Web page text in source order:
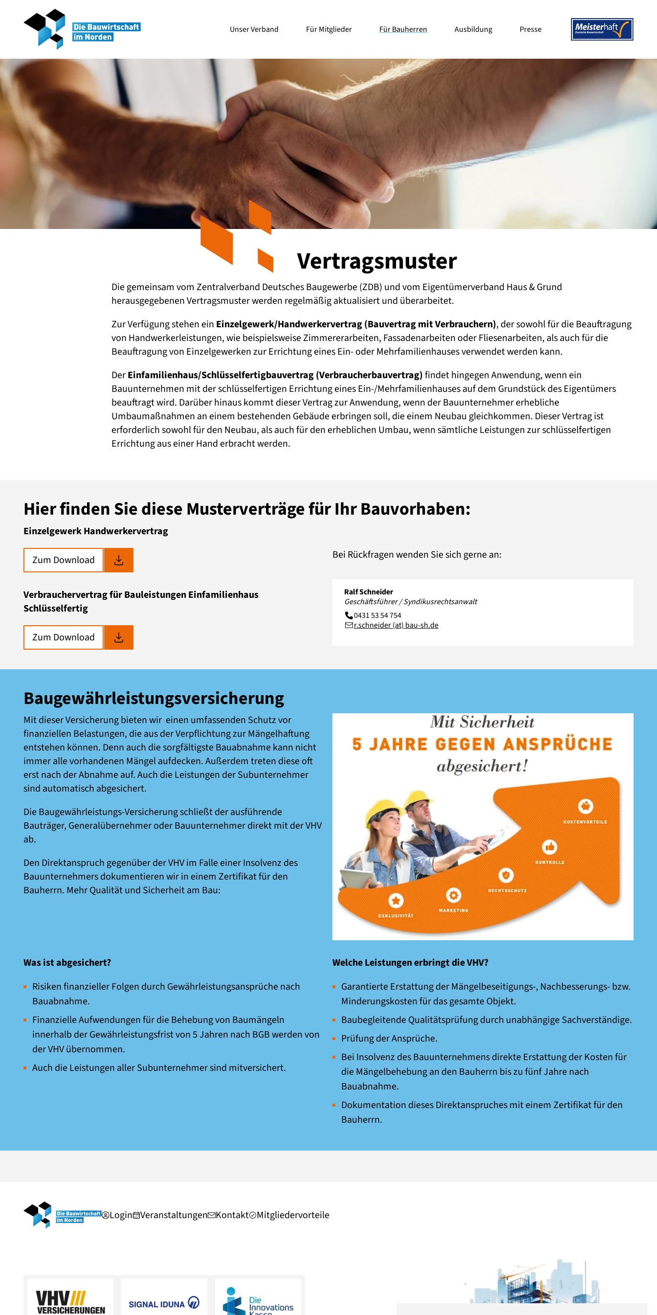
Unser Verband Für Mitglieder Für Bauherren Ausbildung Presse
Vertragsmuster
Die gemeinsam vom Zentralverband Deutsches Baugewerbe (ZDB) und vom Eigentümerverband Haus & Grund
herausgegebenen Vertragsmuster werden regelmäßig aktualisiert und überarbeitet.
Zur Verfügung stehen ein Einzelgewerk/Handwerkervertrag(Bauvertrag mit Verbrauchern), der sowohl für die Beauftragung
von Handwerkerleistungen, wie beispielsweise Zimmererarbeiten, Fassadenarbeiten oder Fliesenarbeiten, als auch für die
Beauftragung von Einzelgewerken zur Errichtung eines Ein- oder Mehrfamilienhauses verwendet werden kann.
DerEinfamilienhaus/Schlüsselfertigbauvertrag (Verbraucherbauvertrag)findet hingegen Anwendung, wenn ein
Bauunternehmen mit der schlüsselfertigen Errichtung eines Ein-/Mehrfamilienhauses auf dem Grundstück des Eigentümers
beauftragt wird. Darüber hinaus kommt dieser Vertrag zur Anwendung, wenn der Bauunternehmer erhebliche
Umbaumaßnahmen an einem bestehenden Gebäude erbringen soll, die einem Neubau gleichkommen. Dieser Vertrag ist
erforderlich sowohl für den Neubau, als auch für den erheblichen Umbau, wenn sämtliche Leistungen zur schlüsselfertigen
Errichtung aus einer Hand erbracht werden.
Hier finden Sie diese Musterverträge für Ihr Bauvorhaben:
Einzelgewerk Handwerkervertrag
Zum Download
Verbrauchervertrag für Bauleistungen Einfamilienhaus
Schlüsselfertig
Zum Download
Bei Rückfragen wenden Sie sich gerne an:
Ralf Schneider
Geschäftsführer / Syndikusrechtsanwalt
0431 53 54 754
r.schneider (at) bau-sh.de
Baugewährleistungsversicherung
Mit dieser Versicherung bieten wir einen umfassenden Schutz vor
finanziellen Belastungen, die aus der Verpflichtung zur Mängelhaftung
entstehen können. Denn auch die sorgfältigste Bauabnahme kann nicht
immer alle vorhandenen Mängel aufdecken. Außerdem treten diese oft
erst nach der Abnahme auf. Auch die Leistungen der Subunternehmer
sind automatisch abgesichert.
Die Baugewährleistungs-Versicherung schließt der ausführende
Bauträger, Generalübernehmer oder Bauunternehmer direkt mit der VHV
ab.
Den Direktanspruch gegenüber der VHV im Falle einer Insolvenz des
Bauunternehmers dokumentieren wir in einem Zertifikat für den
Bauherrn. Mehr Qualität und Sicherheit am Bau:
Was ist abgesichert?
Risiken finanzieller Folgen durch Gewährleistungsansprüche nach
Bauabnahme.
Finanzielle Aufwendungen für die Behebung von Baumängeln
innerhalb der Gewährleistungsfrist von 5 Jahren nach BGB werden von
der VHV übernommen.
Auch die Leistungen aller Subunternehmer sind mitversichert.
Welche Leistungen erbringt die VHV?
Garantierte Erstattung der Mängelbeseitigungs-, Nachbesserungs- bzw.
Minderungskosten für das gesamte Objekt.
Baubegleitende Qualitätsprüfung durch unabhängige Sachverständige.
Prüfung der Ansprüche.
Bei Insolvenz des Bauunternehmens direkte Erstattung der Kosten für
die Mängelbehebung an den Bauherrn bis zu fünf Jahre nach
Bauabnahme.
Dokumentation dieses Direktanspruches mit einem Zertifikat für den
Bauherrn.
Login Veranstaltungen Kontakt Mitgliedervorteile